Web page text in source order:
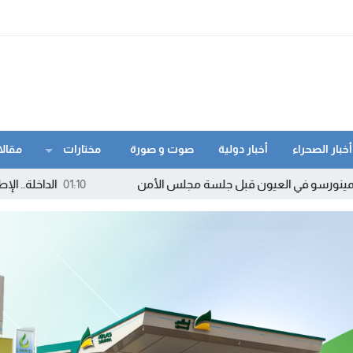
أخبار الصحراء أخبار دولية صوت و صورة مختارات
الداخلة.. الإطاحة في العيون قبل جلسة مجلس الأمن